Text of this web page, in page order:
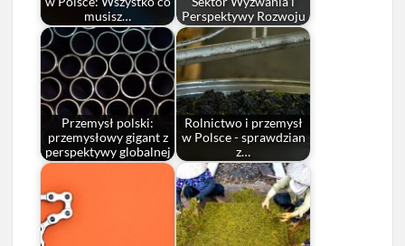
musisz…
Perspektywy Rozwoju
Przemysł polski:
przemysłowy gigant z
perspektywy globalnej
Rolnictwo i przemysł
w Polsce - sprawdzian
z…